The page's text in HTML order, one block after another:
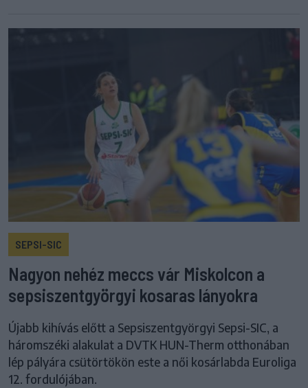
SEPSI-SIC
Nagyon nehéz meccs vár Miskolcon a
sepsiszentgyörgyi kosaras lányokra
Újabb kihívás előtt a Sepsiszentgyörgyi Sepsi-SIC, a
háromszéki alakulat a DVTK HUN-Therm otthonában
lép pályára csütörtökön este a női kosárlabda Euroliga
12. fordulójában.